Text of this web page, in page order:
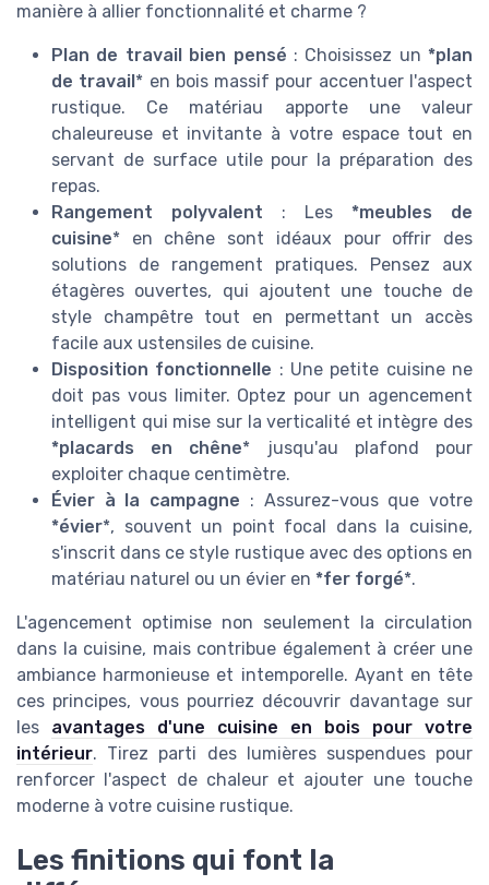
manière à allier fonctionnalité et charme ?
Plan de travail bien pensé : Choisissez un *plan
de travail* en bois massif pour accentuer l'aspect
rustique. Ce matériau apporte une valeur
chaleureuse et invitante à votre espace tout en
servant de surface utile pour la préparation des
repas.
Rangement polyvalent : Les *meubles de
cuisine* en chêne sont idéaux pour offrir des
solutions de rangement pratiques. Pensez aux
étagères ouvertes, qui ajoutent une touche de
style champêtre tout en permettant un accès
facile aux ustensiles de cuisine.
Disposition fonctionnelle : Une petite cuisine ne
doit pas vous limiter. Optez pour un agencement
intelligent qui mise sur la verticalité et intègre des
*placards en chêne* jusqu'au plafond pour
exploiter chaque centimètre.
Évier à la campagne : Assurez-vous que votre
*évier*, souvent un point focal dans la cuisine,
s'inscrit dans ce style rustique avec des options en
matériau naturel ou un évier en *fer forgé*.
L'agencement optimise non seulement la circulation
dans la cuisine, mais contribue également à créer une
ambiance harmonieuse et intemporelle. Ayant en tête
ces principes, vous pourriez découvrir davantage sur
les avantages d'une cuisine en bois pour votre
intérieur. Tirez parti des lumières suspendues pour
renforcer l'aspect de chaleur et ajouter une touche
moderne à votre cuisine rustique.
Les finitions qui font la